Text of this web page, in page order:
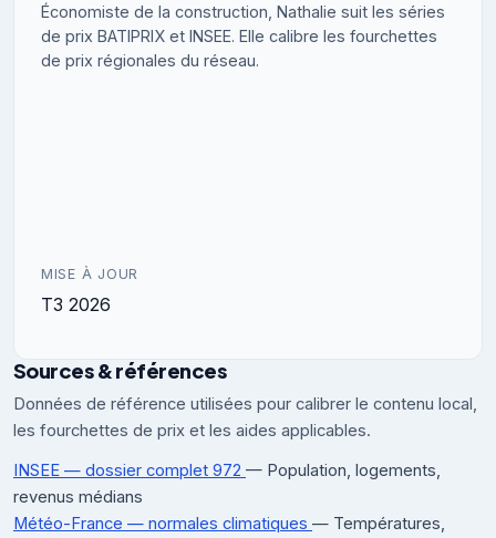
Économiste de la construction, Nathalie suit les séries
de prix BATIPRIX et INSEE. Elle calibre les fourchettes
de prix régionales du réseau.
MISE À JOUR
T3 2026
Sources & références
Données de référence utilisées pour calibrer le contenu local,
les fourchettes de prix et les aides applicables.
INSEE — dossier complet 972 — Population, logements,
revenus médians
Météo-France — normales climatiques — Températures,